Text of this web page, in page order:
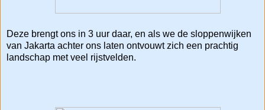
Deze brengt ons in 3 uur daar, en als we de sloppenwijken
van Jakarta achter ons laten ontvouwt zich een prachtig
landschap met veel rijstvelden.